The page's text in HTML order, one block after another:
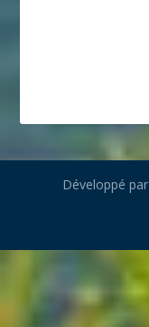
Développé par